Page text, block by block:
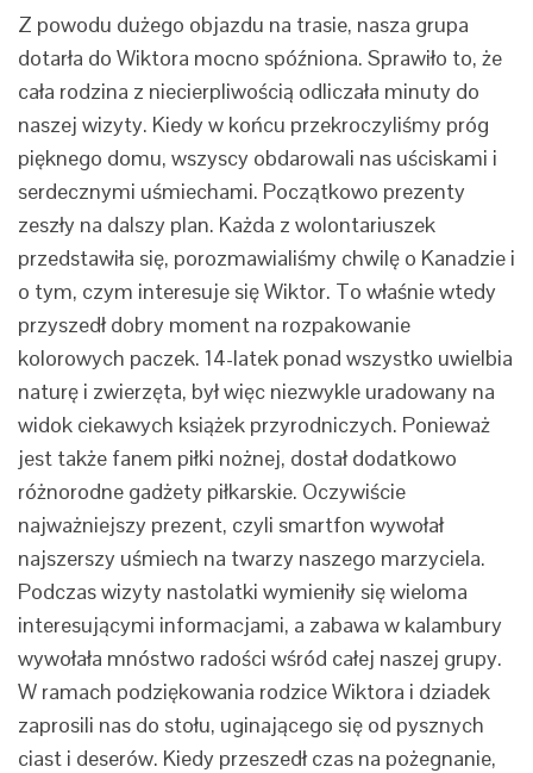
Z powodu dużego objazdu na trasie, nasza grupa
dotarła do Wiktora mocno spóźniona. Sprawiło to, że
cała rodzina z niecierpliwością odliczała minuty do
naszej wizyty. Kiedy w końcu przekroczyliśmy próg
pięknego domu, wszyscy obdarowali nas uściskami i
serdecznymi uśmiechami. Początkowo prezenty
zeszły na dalszy plan. Każda z wolontariuszek
przedstawiła się, porozmawialiśmy chwilę o Kanadzie i
o tym, czym interesuje się Wiktor. To właśnie wtedy
przyszedł dobry moment na rozpakowanie
kolorowych paczek. 14-latek ponad wszystko uwielbia
naturę i zwierzęta, był więc niezwykle uradowany na
widok ciekawych książek przyrodniczych. Ponieważ
jest także fanem piłki nożnej, dostał dodatkowo
różnorodne gadżety piłkarskie. Oczywiście
najważniejszy prezent, czyli smartfon wywołał
najszerszy uśmiech na twarzy naszego marzyciela.
Podczas wizyty nastolatki wymieniły się wieloma
interesującymi informacjami, a zabawa w kalambury
wywołała mnóstwo radości wśród całej naszej grupy.
W ramach podziękowania rodzice Wiktora i dziadek
zaprosili nas do stołu, uginającego się od pysznych
ciast i deserów. Kiedy przeszedł czas na pożegnanie,